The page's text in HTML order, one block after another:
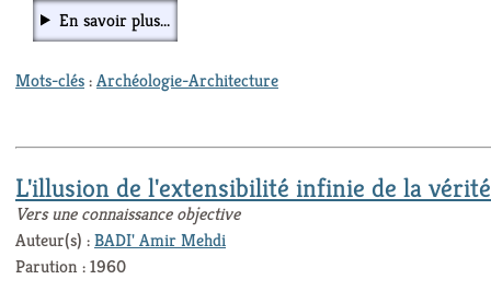
En savoir plus...
Mots-clés:Archéologie-Architecture
L'illusion de l'extensibilité infinie de la vérité
Vers une connaissance objective
Auteur(s) :BADI' Amir Mehdi
Parution : 1960